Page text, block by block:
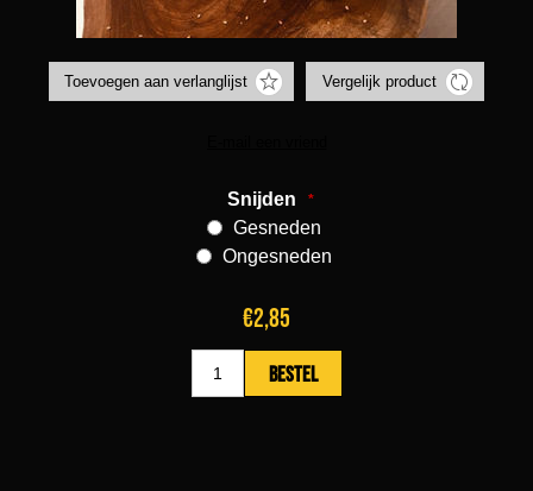
Snijden *
Gesneden
Ongesneden
€2,85